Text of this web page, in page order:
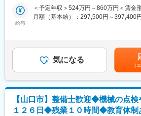
入社後名古屋の研修センターにて約2か
修理や点検のトレーニングを行います
■組織構成
各営業所営業・サービスエンジニア・
す。
エリアごとに営業とサービスエンジニア
ます。
装置の操作を伴う実験や、各種シミュ
数値計算、レポート作成と報告、また技
プロジェクトの内容・テーマにもより
で進めていくケースが多く、短いもの
世代先などを見据え、5～6年かけて1つ
＜業務キーワード＞※下記に関連する業
は大歓迎です。
プラズマ/エッチング/イオン/粒子/流体/マ
給与
＜予定年収＞524万円～860万円＜賃金
月額（基本給）：297,500円～397,400
業手当＞有＜給与補足＞等級に応じ、
30時間分の時間外勤務手当・休日出勤
L30時間を超える時間外勤務、休日出勤
当支給対象外の場合、実残業時間分を
の金額であり、選考を通じて上下する
額)は固定手当を含めた表記です。
気になる
（
【山口市】整備士歓迎◆機械の点
１２６日◆残業１０時間◆教育体